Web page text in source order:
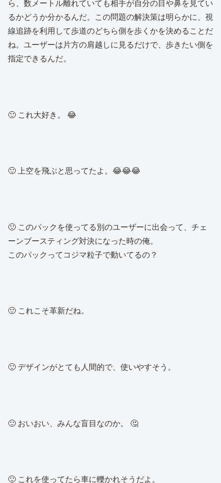
ら、数メートル離れていても相手が自分の目や鼻を見てい
るかどうか分かるんだ。この問題の解決策は明らかに、視
線追跡を利用して歩道のどちら側を歩くかを決めることだ
ね。ユーザーは片方の肩越しに見るだけで、歩きたい側を
指定できるんだ。
🙂 これ大好き。 😂
🙂 上空を飛ぶと思ってたよ。😂😂😂
🙂 このパックを使ってる別のユーザーに出会って、チェ
ーンブースティング対決になった時の俺。
このパックってコジマ粒子で動いてるの？
🙂 これこそ革新だね。
🙂 デザインがとても人間的で、使いやすそう。
🙂 おいおい、みんな盲目なのか。 🤔
🙂 これを使ってたら車に轢かれそうだよ。